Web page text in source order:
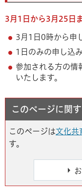
3月1日から3月25日
3月1日0時から申
1日のみの申し込
参加される方の情
いたします。
このページに関
このページは文化共
す。